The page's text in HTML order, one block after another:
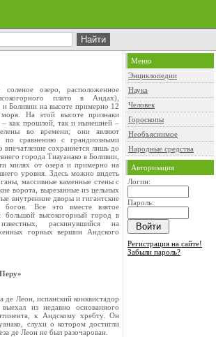
соленое озеро, расположенное
плато в Андах),
Боливии на высоте примерно 12
На этой высоте признаки
– как прошлой, так и нынешней –
во времени; они являют
по сравнению с грандиозными
сохраняется лишь до
города Тиауанако в Боливии,
милях от озера и примерно на
уровня. Здесь можно видеть
массивные каменные стены с
ворота, вырезанные из цельных
внутренние дворы и гигантские
богов. Все это вместе взятое
большой высокогорный город в
раскинувшийся на
горных вершин Андского
Леон, испанский конквистадор
из недавно основанного
к Андскому хребту. Он
слухи о котором достигли
де Леон не был разочарован.
Меню
Энциклопедии
Наука
Человек
Гороскопы
Необъяснимое
Народные средства
Авторизация
Логин:
Пароль:
Регистрация на сайте!
Забыли пароль?